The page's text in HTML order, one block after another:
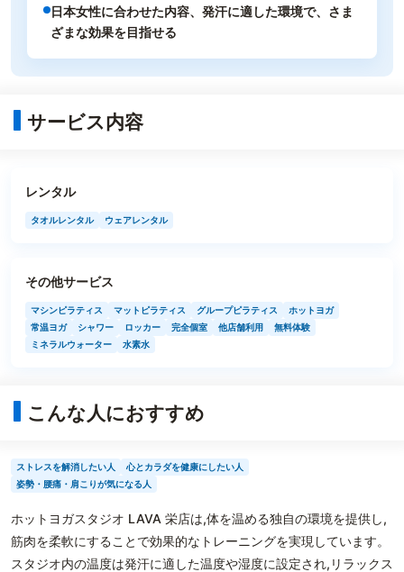
日本女性に合わせた内容、発汗に適した環境で、さま
ざまな効果を目指せる
サービス内容
レンタル
タオルレンタル ウェアレンタル
その他サービス
マシンピラティス マットピラティス グループピラティス
ホットヨガ
常温ヨガ
シャワー ロッカー 完全個室 他店舗利用
無料体験
ミネラルウォーター
水素水
こんな人におすすめ
ストレスを解消したい人
心とカラダを健康にしたい人
姿勢・腰痛・肩こりが気になる人
ホットヨガスタジオ LAVA 栄店は,体を温める独自の環境を提供し,
筋肉を柔軟にすることで効果的なトレーニングを実現しています。
スタジオ内の温度は発汗に適した温度や湿度に設定され,リラックス